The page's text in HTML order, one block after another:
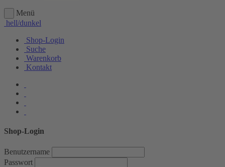
Menü
hell/dunkel
Shop-Login
Suche
Warenkorb
Kontakt
Shop-Login
Benutzername
Passwort